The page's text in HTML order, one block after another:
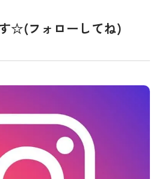
☆(フォローしてね)